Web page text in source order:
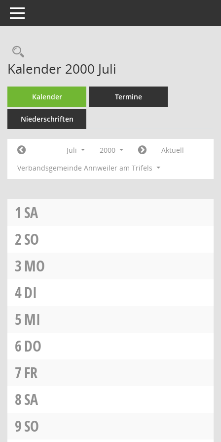
Toggle navigation
Rechercheauswahl
Kalender 2000 Juli
Kalender Termine
Niederschriften
Juli 2000
Aktuell
Verbandsgemeinde Annweiler am Trifels
1 SA
2SO
3MO
4DI
5MI
6DO
7FR
8SA
9SO